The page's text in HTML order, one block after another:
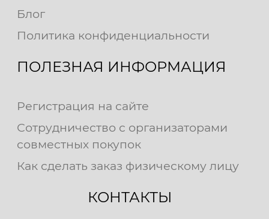
Блог
Политика конфиденциальности
ПОЛЕЗНАЯ ИНФОРМАЦИЯ
Регистрация на сайте
Сотрудничество с организаторами
совместных покупок
Как сделать заказ физическому лицу
КОНТАКТЫ